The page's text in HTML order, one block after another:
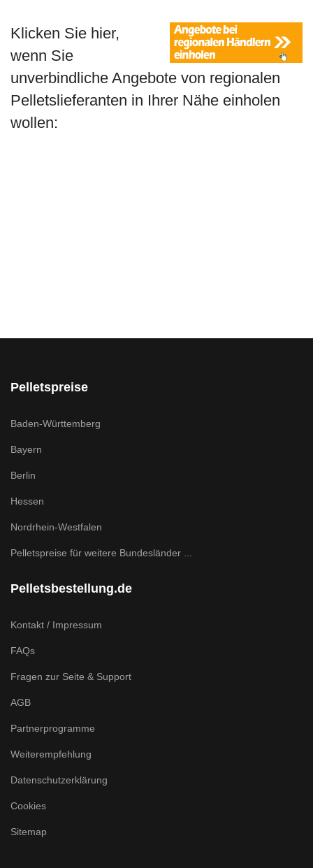
Klicken Sie hier,
wenn Sie
unverbindliche Angebote von regionalen
Pelletslieferanten in Ihrer Nähe einholen
wollen:
Pelletspreise
Baden-Württemberg
Bayern
Berlin
Hessen
Nordrhein-Westfalen
Pelletspreise für weitere Bundesländer ...
Pelletsbestellung.de
Kontakt / Impressum
FAQs
Fragen zur Seite & Support
AGB
Partnerprogramme
Weiterempfehlung
Datenschutzerklärung
Cookies
Sitemap